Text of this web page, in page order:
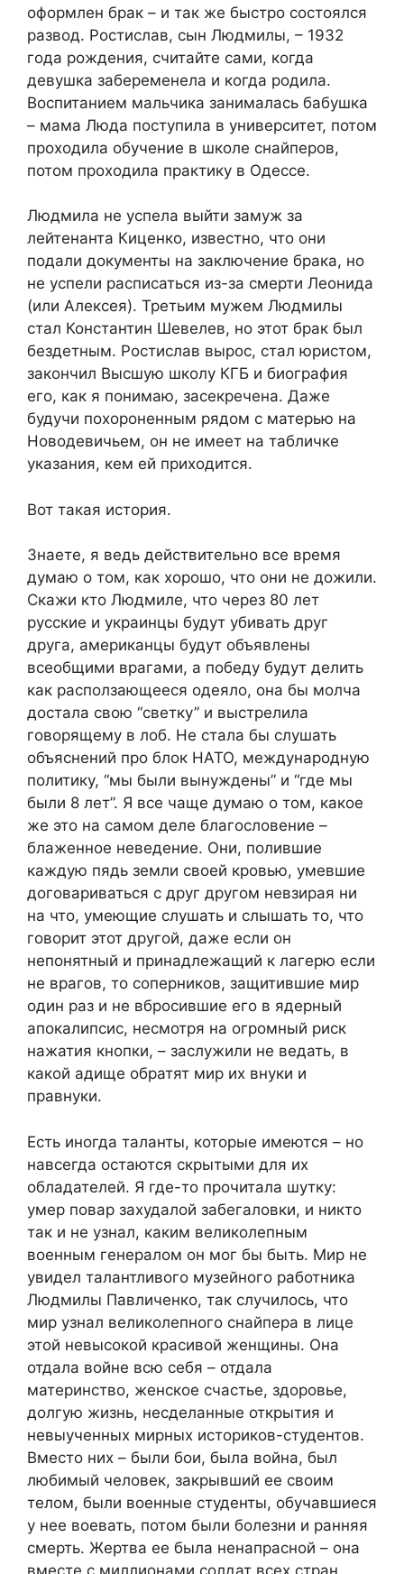
оформлен брак – и так же быстро состоялся
развод. Ростислав, сын Людмилы, – 1932
года рождения, считайте сами, когда
девушка забеременела и когда родила.
Воспитанием мальчика занималась бабушка
– мама Люда поступила в университет, потом
проходила обучение в школе снайперов,
потом проходила практику в Одессе.
Людмила не успела выйти замуж за
лейтенанта Киценко, известно, что они
подали документы на заключение брака, но
не успели расписаться из-за смерти Леонида
(или Алексея). Третьим мужем Людмилы
стал Константин Шевелев, но этот брак был
бездетным. Ростислав вырос, стал юристом,
закончил Высшую школу КГБ и биография
его, как я понимаю, засекречена. Даже
будучи похороненным рядом с матерью на
Новодевичьем, он не имеет на табличке
указания, кем ей приходится.
Вот такая история.
Знаете, я ведь действительно все время
думаю о том, как хорошо, что они не дожили.
Скажи кто Людмиле, что через 80 лет
русские и украинцы будут убивать друг
друга, американцы будут объявлены
всеобщими врагами, а победу будут делить
как расползающееся одеяло, она бы молча
достала свою “светку” и выстрелила
говорящему в лоб. Не стала бы слушать
объяснений про блок НАТО, международную
политику, “мы были вынуждены” и “где мы
были 8 лет”. Я все чаще думаю о том, какое
же это на самом деле благословение –
блаженное неведение. Они, полившие
каждую пядь земли своей кровью, умевшие
договариваться с друг другом невзирая ни
на что, умеющие слушать и слышать то, что
говорит этот другой, даже если он
непонятный и принадлежащий к лагерю если
не врагов, то соперников, защитившие мир
один раз и не вбросившие его в ядерный
апокалипсис, несмотря на огромный риск
нажатия кнопки, – заслужили не ведать, в
какой адище обратят мир их внуки и
правнуки.
Есть иногда таланты, которые имеются – но
навсегда остаются скрытыми для их
обладателей. Я где-то прочитала шутку:
умер повар захудалой забегаловки, и никто
так и не узнал, каким великолепным
военным генералом он мог бы быть. Мир не
увидел талантливого музейного работника
Людмилы Павличенко, так случилось, что
мир узнал великолепного снайпера в лице
этой невысокой красивой женщины. Она
отдала войне всю себя – отдала
материнство, женское счастье, здоровье,
долгую жизнь, несделанные открытия и
невыученных мирных историков-студентов.
Вместо них – были бои, была война, был
любимый человек, закрывший ее своим
телом, были военные студенты, обучавшиеся
у нее воевать, потом были болезни и ранняя
смерть. Жертва ее была ненапрасной – она
вместе с миллионами солдат всех стран